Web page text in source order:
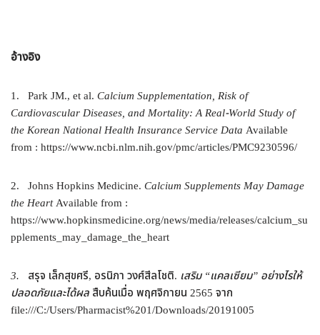
อ้างอิง
1. Park JM., et al. Calcium Supplementation, Risk of
Cardiovascular Diseases, and Mortality: A Real-World Study of
the Korean National Health Insurance Service Data Available
from : https://www.ncbi.nlm.nih.gov/pmc/articles/PMC9230596/
2. Johns Hopkins Medicine. Calcium Supplements May Damage
the HeartAvailable from :
https://www.hopkinsmedicine.org/news/media/releases/calcium_su
pplements_may_damage_the_heart
3. สรุจ เล็กสุขศรี, อรนิภา วงศ์สีลโชติ. เสริม “แคลเซียม” อย่างไรให้
ปลอดภัยและได้ผล สืบค้นเมื่อ พฤศจิกายน 2565 จาก
file:///C:/Users/Pharmacist%201/Downloads/20191005